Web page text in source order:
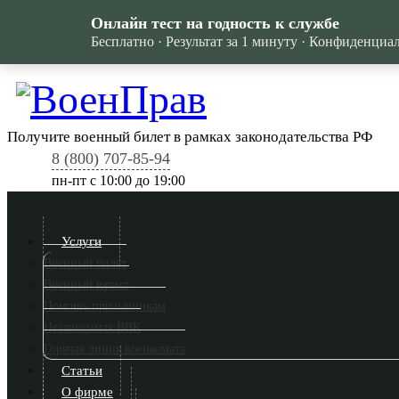
Получите военный билет в рамках законодательства РФ
8 (800) 707-85-94
пн-пт c 10:00 до 19:00
Услуги
Военный билет
Военный юрист
Помощь призывникам
Независимая ВВК
Горячая линия военкомата
Статьи
О фирме
Онлайн тест на годность к службе
Бесплатно · Результат за 1 минуту ·